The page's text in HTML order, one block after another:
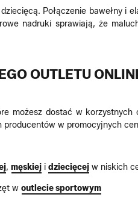
Połączenie bawełny i
nadruki sprawiają, że
OUTLETU
możesz dostać w
w promocyjnych
, męskiej i dziecięcej w niskich
w outlecie sportowym